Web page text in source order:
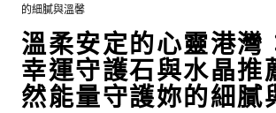
的細膩與溫馨
溫柔安定的心靈港灣
幸運守護石與水晶推
然能量守護妳的細膩